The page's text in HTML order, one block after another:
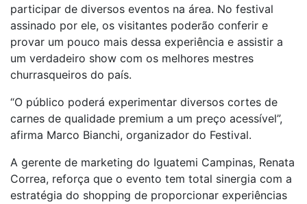
participar de diversos eventos na área. No festival
assinado por ele, os visitantes poderão conferir e
provar um pouco mais dessa experiência e assistir a
um verdadeiro show com os melhores mestres
churrasqueiros do país.
“O público poderá experimentar diversos cortes de
carnes de qualidade premium a um preço acessível”,
afirma Marco Bianchi, organizador do Festival.
A gerente de marketing do Iguatemi Campinas, Renata
Correa, reforça que o evento tem total sinergia com a
estratégia do shopping de proporcionar experiências